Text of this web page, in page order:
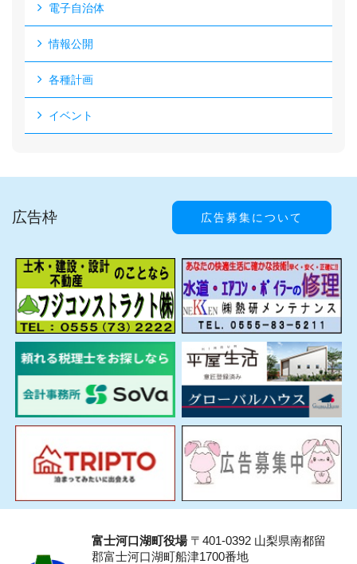
電子自治体
情報公開
各種計画
イベント
広告枠 広告募集について
富士河口湖町役場〒401-0392 山梨県南都留
郡富士河口湖町船津1700番地